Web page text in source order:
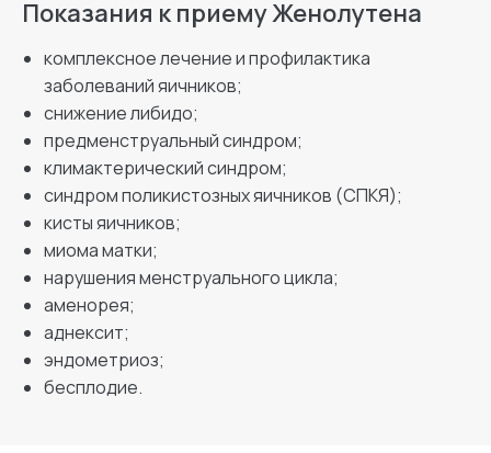
Показания к приему Женолутена
комплексное лечение и профилактика
заболеваний яичников;
снижение либидо;
предменструальный синдром;
климактерический синдром;
синдром поликистозных яичников (СПКЯ);
кисты яичников;
миома матки;
нарушения менструального цикла;
аменорея;
аднексит;
эндометриоз;
бесплодие.